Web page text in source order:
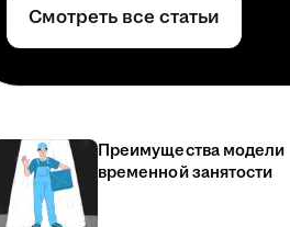
Смотреть все статьи
Преимущества модели
временной занятости